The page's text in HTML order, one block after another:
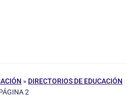
» DIRECTORIOS DE EDUCACIÓN
2